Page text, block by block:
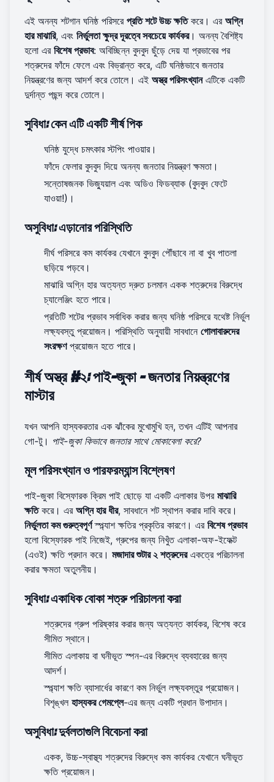
এই অনন্য শটগান ঘনিষ্ঠ পরিসরে প্রতি শটে উচ্চ ক্ষতিকরে। এর অগ্নি
হার মাঝারি, এবং নির্ভুলতা ক্ষুদ্র দূরত্বে সবচেয়ে কার্যকর। অনন্য বৈশিষ্ট্য
হলো এর বিশেষ প্রভাব: অবিচ্ছিন্ন বুদবুদ ছুঁড়ে দেয় যা প্রভাবের পর
শত্রুদের ফাঁদে ফেলে এবং বিভ্রান্ত করে, এটি ঘনিষ্ঠভাবে জনতার
নিয়ন্ত্রণের জন্য আদর্শ করে তোলে। এই অস্ত্র পরিসংখ্যানএটিকে একটি
দুর্দান্ত পছন্দ করে তোলে।
সুবিধা: কেন এটি একটি শীর্ষ পিক
ঘনিষ্ঠ যুদ্ধে চমৎকার স্টপিং পাওয়ার।
ফাঁদে ফেলার বুদবুদ দিয়ে অনন্য জনতার নিয়ন্ত্রণ ক্ষমতা।
সন্তোষজনক ভিজ্যুয়াল এবং অডিও ফিডব্যাক (বুদবুদ ফেটে
যাওয়া!)।
অসুবিধা: এড়ানোর পরিস্থিতি
দীর্ঘ পরিসরে কম কার্যকর যেখানে বুদবুদ পৌঁছাবে না বা খুব পাতলা
ছড়িয়ে পড়বে।
মাঝারি অগ্নি হার অত্যন্ত দ্রুত চলমান একক শত্রুদের বিরুদ্ধে
চ্যালেঞ্জিং হতে পারে।
প্রতিটি শটের প্রভাব সর্বাধিক করার জন্য ঘনিষ্ঠ পরিসরে যথেষ্ট নির্ভুল
লক্ষ্যবস্তু প্রয়োজন। পরিস্থিতি অনুযায়ী সাবধানে গোলাবারুদের
সংরক্ষণপ্রয়োজন হতে পারে।
শীর্ষ অস্ত্র #২: পাই-জুকা - জনতার নিয়ন্ত্রণের
মাস্টার
যখন আপনি হাস্যকরতার এক ঝাঁকের মুখোমুখি হন, তখন এটিই আপনার
গো-টু। পাই-জুকা কিভাবে জনতার সাথে মোকাবেলা করে?
মূল পরিসংখ্যান ও পারফরম্যান্স বিশ্লেষণ
পাই-জুকা বিস্ফোরক ক্রিম পাই ছোড়ে যা একটি এলাকার উপর মাঝারি
ক্ষতিকরে। এর অগ্নি হার ধীর, সাবধানে শট স্থাপন করার দাবি করে।
নির্ভুলতা কম গুরুত্বপূর্ণস্প্ল্যাশ ক্ষতির প্রকৃতির কারণে। এর বিশেষ প্রভাব
হলো বিস্ফোরক পাই নিজেই, গ্রুপের জন্য নিখুঁত এলাকা-অফ-ইফেক্ট
(এওই) ক্ষতি প্রদান করে। মজাদার শুটার ২ শত্রুদেরএকত্রে পরিচালনা
করার ক্ষমতা অতুলনীয়।
সুবিধা: একাধিক বোকা শত্রু পরিচালনা করা
শত্রুদের গ্রুপ পরিষ্কার করার জন্য অত্যন্ত কার্যকর, বিশেষ করে
সীমিত স্থানে।
সীমিত এলাকায় বা ঘনীভূত স্পন-এর বিরুদ্ধে ব্যবহারের জন্য
আদর্শ।
স্প্ল্যাশ ক্ষতি ব্যাসার্ধের কারণে কম নির্ভুল লক্ষ্যবস্তুর প্রয়োজন।
বিশৃঙ্খল হাস্যকর গেমপ্লে-এর জন্য একটি প্রধান উপাদান।
অসুবিধা: দুর্বলতাগুলি বিবেচনা করা
একক, উচ্চ-স্বাস্থ্য শত্রুদের বিরুদ্ধে কম কার্যকর যেখানে ঘনীভূত
ক্ষতি প্রয়োজন।